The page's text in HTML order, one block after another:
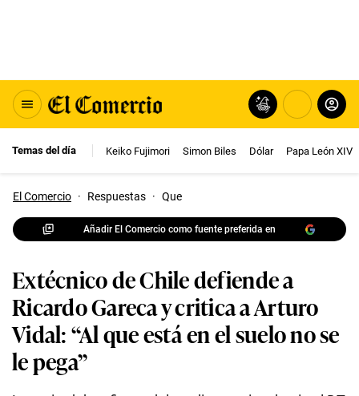
Temas del día Keiko Fujimori Simon Biles Dólar Papa León XIV
El Comercio · Respuestas · Que
Añadir El Comercio como fuente preferida en
Extécnico de Chile defiende a
Ricardo Gareca y critica a Arturo
Vidal: “Al que está en el suelo no se
le pega”